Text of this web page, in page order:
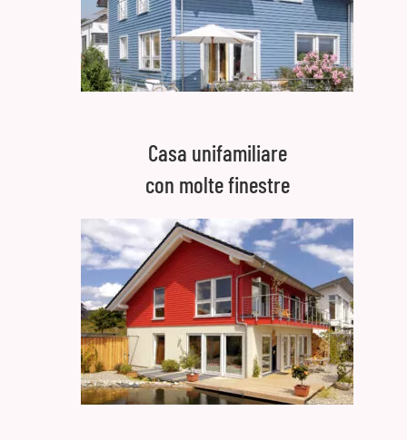
Casa unifamiliare
con molte finestre